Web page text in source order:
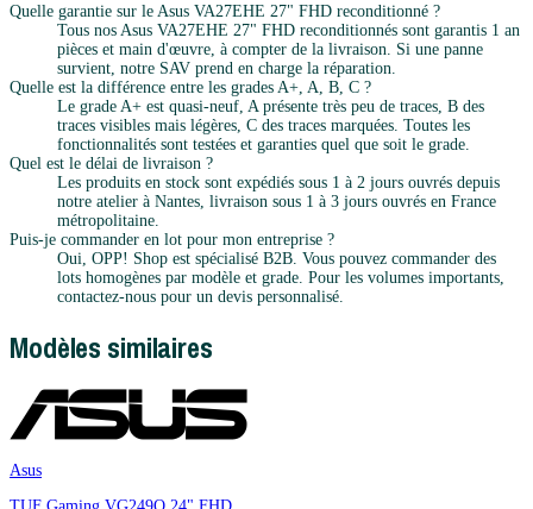
Quelle garantie sur le Asus VA27EHE 27" FHD reconditionné ?
Tous nos Asus VA27EHE 27" FHD reconditionnés sont garantis 1 an
pièces et main d'œuvre, à compter de la livraison. Si une panne
survient, notre SAV prend en charge la réparation.
Quelle est la différence entre les grades A+, A, B, C ?
Le grade A+ est quasi-neuf, A présente très peu de traces, B des
traces visibles mais légères, C des traces marquées. Toutes les
fonctionnalités sont testées et garanties quel que soit le grade.
Quel est le délai de livraison ?
Les produits en stock sont expédiés sous 1 à 2 jours ouvrés depuis
notre atelier à Nantes, livraison sous 1 à 3 jours ouvrés en France
métropolitaine.
Puis-je commander en lot pour mon entreprise ?
Oui, OPP! Shop est spécialisé B2B. Vous pouvez commander des
lots homogènes par modèle et grade. Pour les volumes importants,
contactez-nous pour un devis personnalisé.
Modèles similaires
Asus